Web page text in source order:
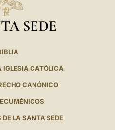
SEDE
IGLESIA CATÓLICA
CANÓNICO
LA SANTA SEDE